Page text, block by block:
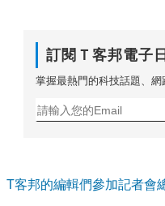
訂閱Ｔ客邦電子
掌握最熱門的科技話題、網
T客邦的編輯們參加記者會